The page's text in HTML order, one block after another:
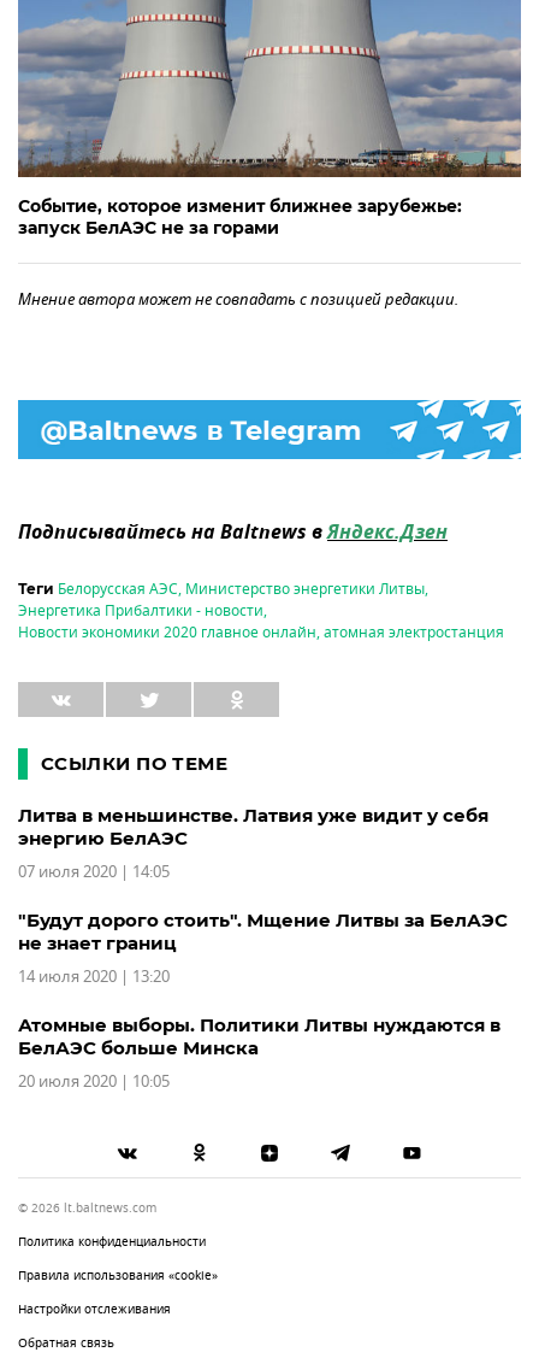
Событие, которое изменит ближнее зарубежье:
запуск БелАЭС не за горами
Мнение автора может не совпадать с позицией редакции.
Подписывайтесь на Baltnews вЯндекс.Дзен
Теги Белорусская АЭС, Министерство энергетики Литвы,
Энергетика Прибалтики - новости,
Новости экономики 2020 главное онлайн,атомная электростанция
ССЫЛКИ ПО ТЕМЕ
Литва в меньшинстве. Латвия уже видит у себя
энергию БелАЭС
07 июля 2020 | 14:05
"Будут дорого стоить". Мщение Литвы за БелАЭС
не знает границ
14 июля 2020 | 13:20
Атомные выборы. Политики Литвы нуждаются в
БелАЭС больше Минска
20 июля 2020 | 10:05
© 2026 lt.baltnews.com
Политика конфиденциальности
Правила использования «cookie»
Настройки отслеживания
Обратная связь